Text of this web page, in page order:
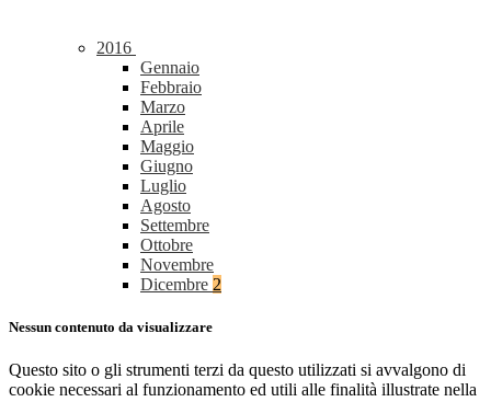
2016
Gennaio
Febbraio
Marzo
Aprile
Maggio
Giugno
Luglio
Agosto
Settembre
Ottobre
Novembre
Dicembre 2
Nessun contenuto da visualizzare
Questo sito o gli strumenti terzi da questo utilizzati si avvalgono di
cookie necessari al funzionamento ed utili alle finalità illustrate nella